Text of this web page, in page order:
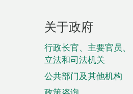
页
脚
菜
单
关于政府
行政长官、主要官员、
立法和司法机关
公共部门及其他机构